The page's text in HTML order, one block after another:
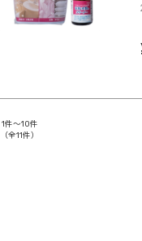
1件～10件
（全11件）